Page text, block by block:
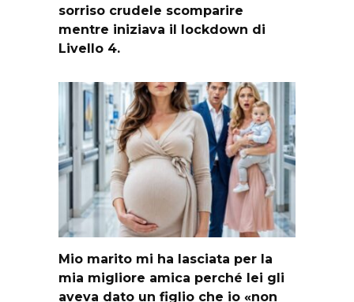
sorriso crudele scomparire
mentre iniziava il lockdown di
Livello 4.
Mio marito mi ha lasciata per la
mia migliore amica perché lei gli
aveva dato un figlio che io «non